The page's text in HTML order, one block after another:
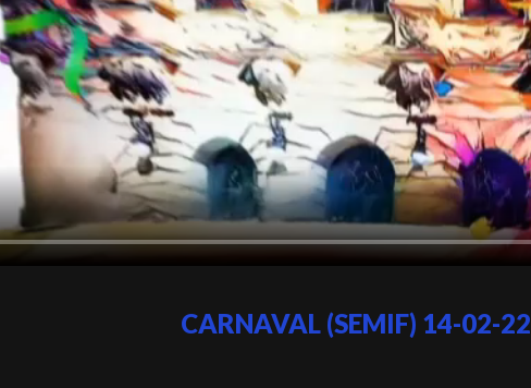
CARNAVAL (SEMIF) 14-02-22